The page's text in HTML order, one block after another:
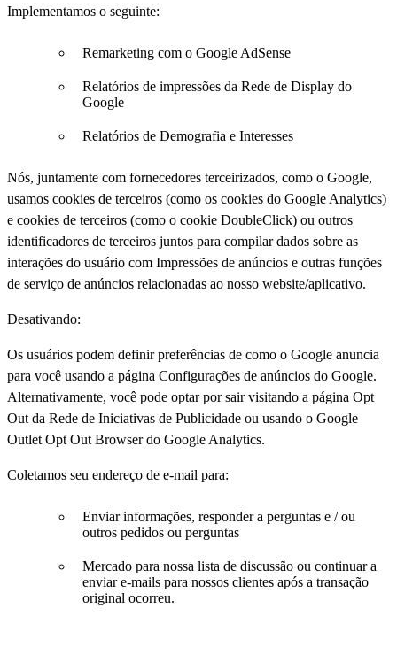
Implementamos o seguinte:
Remarketing com o Google AdSense
Relatórios de impressões da Rede de Display do
Google
Relatórios de Demografia e Interesses
Nós, juntamente com fornecedores terceirizados, como o Google,
usamos cookies de terceiros (como os cookies do Google Analytics)
e cookies de terceiros (como o cookie DoubleClick) ou outros
identificadores de terceiros juntos para compilar dados sobre as
interações do usuário com Impressões de anúncios e outras funções
de serviço de anúncios relacionadas ao nosso website/aplicativo.
Desativando:
Os usuários podem definir preferências de como o Google anuncia
para você usando a página Configurações de anúncios do Google.
Alternativamente, você pode optar por sair visitando a página Opt
Out da Rede de Iniciativas de Publicidade ou usando o Google
Outlet Opt Out Browser do Google Analytics.
Coletamos seu endereço de e-mail para:
Enviar informações, responder a perguntas e / ou
outros pedidos ou perguntas
Mercado para nossa lista de discussão ou continuar a
enviar e-mails para nossos clientes após a transação
original ocorreu.